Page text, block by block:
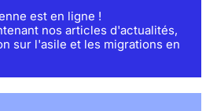
est en ligne !
nos articles d'actualités,
sur l'asile et les migrations en